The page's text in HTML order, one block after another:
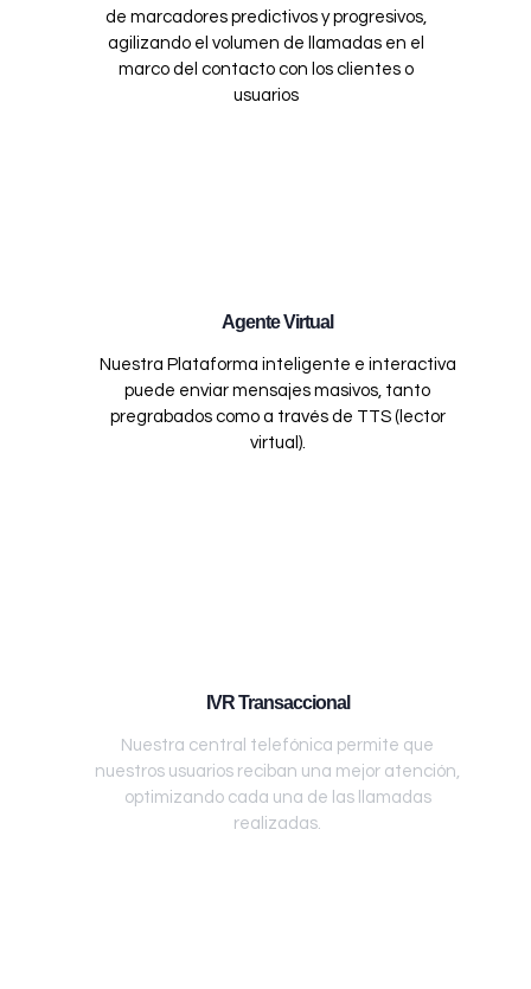
de marcadores predictivos y progresivos,
agilizando el volumen de llamadas en el
marco del contacto con los clientes o
usuarios
Agente Virtual
Nuestra Plataforma inteligente e interactiva
puede enviar mensajes masivos, tanto
pregrabados como a través de TTS (lector
virtual).
IVR Transaccional
Nuestra central telefónica permite que
nuestros usuarios reciban una mejor atención,
optimizando cada una de las llamadas
realizadas.